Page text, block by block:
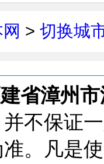
> 切换城
省漳州
不保证
。凡是